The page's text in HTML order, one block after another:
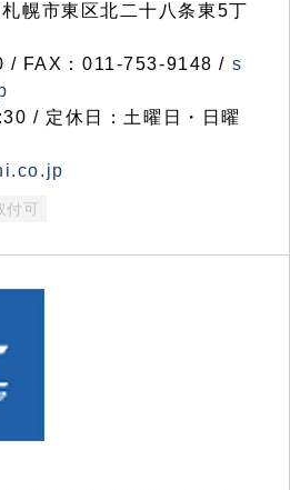
幌市東区北二十八条東5丁
/ FAX：011-753-9148 / s
/ 定休日：土曜日・日曜
付可